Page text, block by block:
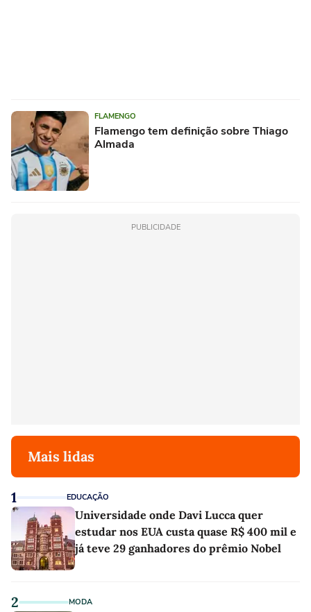
FLAMENGO
Flamengo tem definição sobre Thiago
Almada
PUBLICIDADE
Mais lidas
1 EDUCAÇÃO
Universidade onde Davi Lucca quer
estudar nos EUA custa quase R$ 400 mil e
já teve 29 ganhadores do prêmio Nobel
2 MODA